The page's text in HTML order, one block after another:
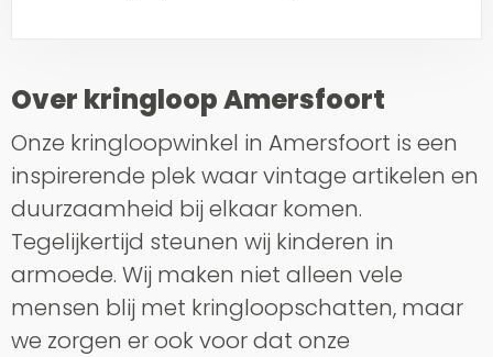
Over kringloop Amersfoort
Onze kringloopwinkel in Amersfoort is een
inspirerende plek waar vintage artikelen en
duurzaamheid bij elkaar komen.
Tegelijkertijd steunen wij kinderen in
armoede. Wij maken niet alleen vele
mensen blij met kringloopschatten, maar
we zorgen er ook voor dat onze